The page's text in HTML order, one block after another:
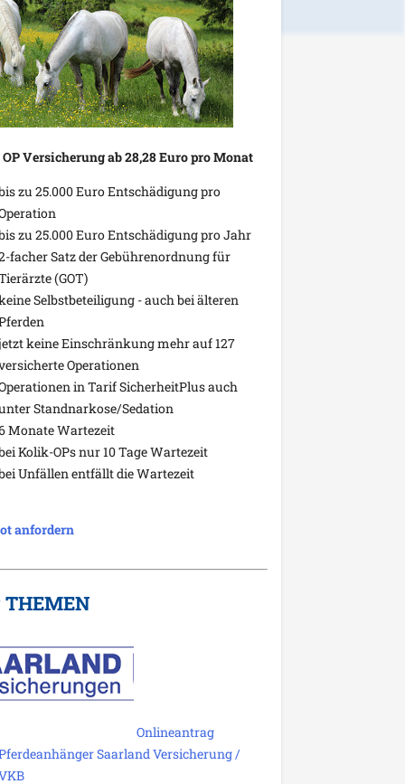
OP Versicherung ab 28,28 Euro pro Monat
zu 25.000 Euro Entschädigung pro
zu 25.000 Euro Entschädigung pro Jahr
facher Satz der Gebührenordnung für
(GOT)
Selbstbeteiligung - auch bei älteren
keine Einschränkung mehr auf 127
Operationen
in Tarif SicherheitPlus auch
Standnarkose/Sedation
Monate Wartezeit
Kolik-OPs nur 10 Tage Wartezeit
Unfällen entfällt die Wartezeit
anfordern
THEMEN
Onlineantrag
Saarland Versicherung /